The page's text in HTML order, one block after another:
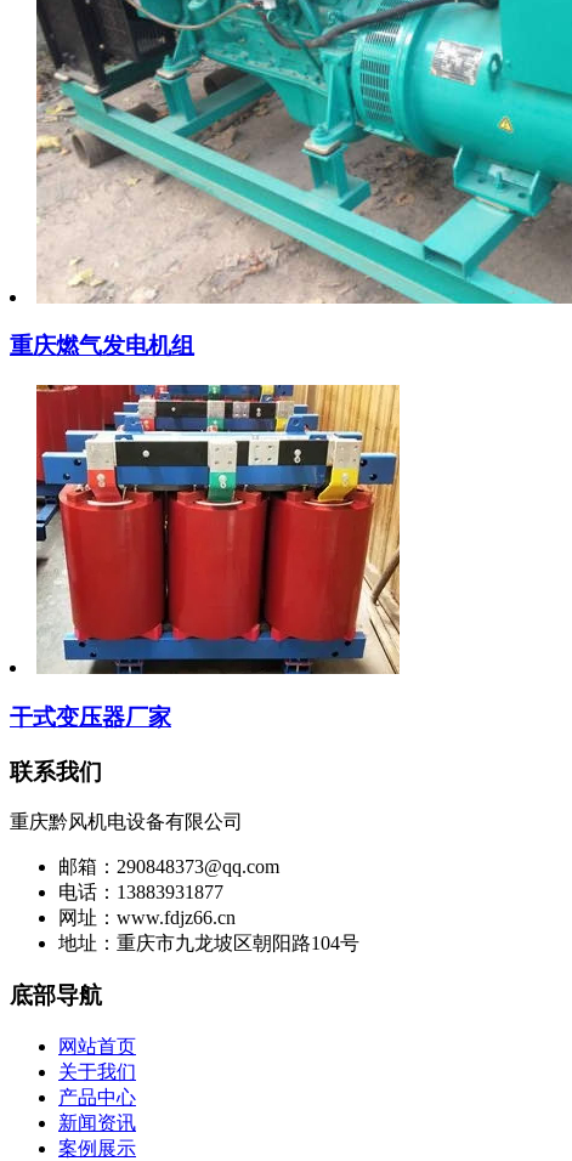
重庆燃气发电机组
干式变压器厂家
联系我们
重庆黔风机电设备有限公司
邮箱：290848373@qq.com
电话：13883931877
网址：www.fdjz66.cn
地址：重庆市九龙坡区朝阳路104号
底部导航
网站首页
关于我们
产品中心
新闻资讯
案例展示